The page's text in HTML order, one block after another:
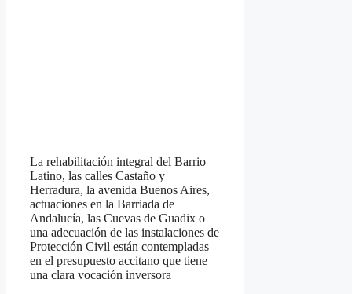
La rehabilitación integral del Barrio
Latino, las calles Castaño y
Herradura, la avenida Buenos Aires,
actuaciones en la Barriada de
Andalucía, las Cuevas de Guadix o
una adecuación de las instalaciones de
Protección Civil están contempladas
en el presupuesto accitano que tiene
una clara vocación inversora